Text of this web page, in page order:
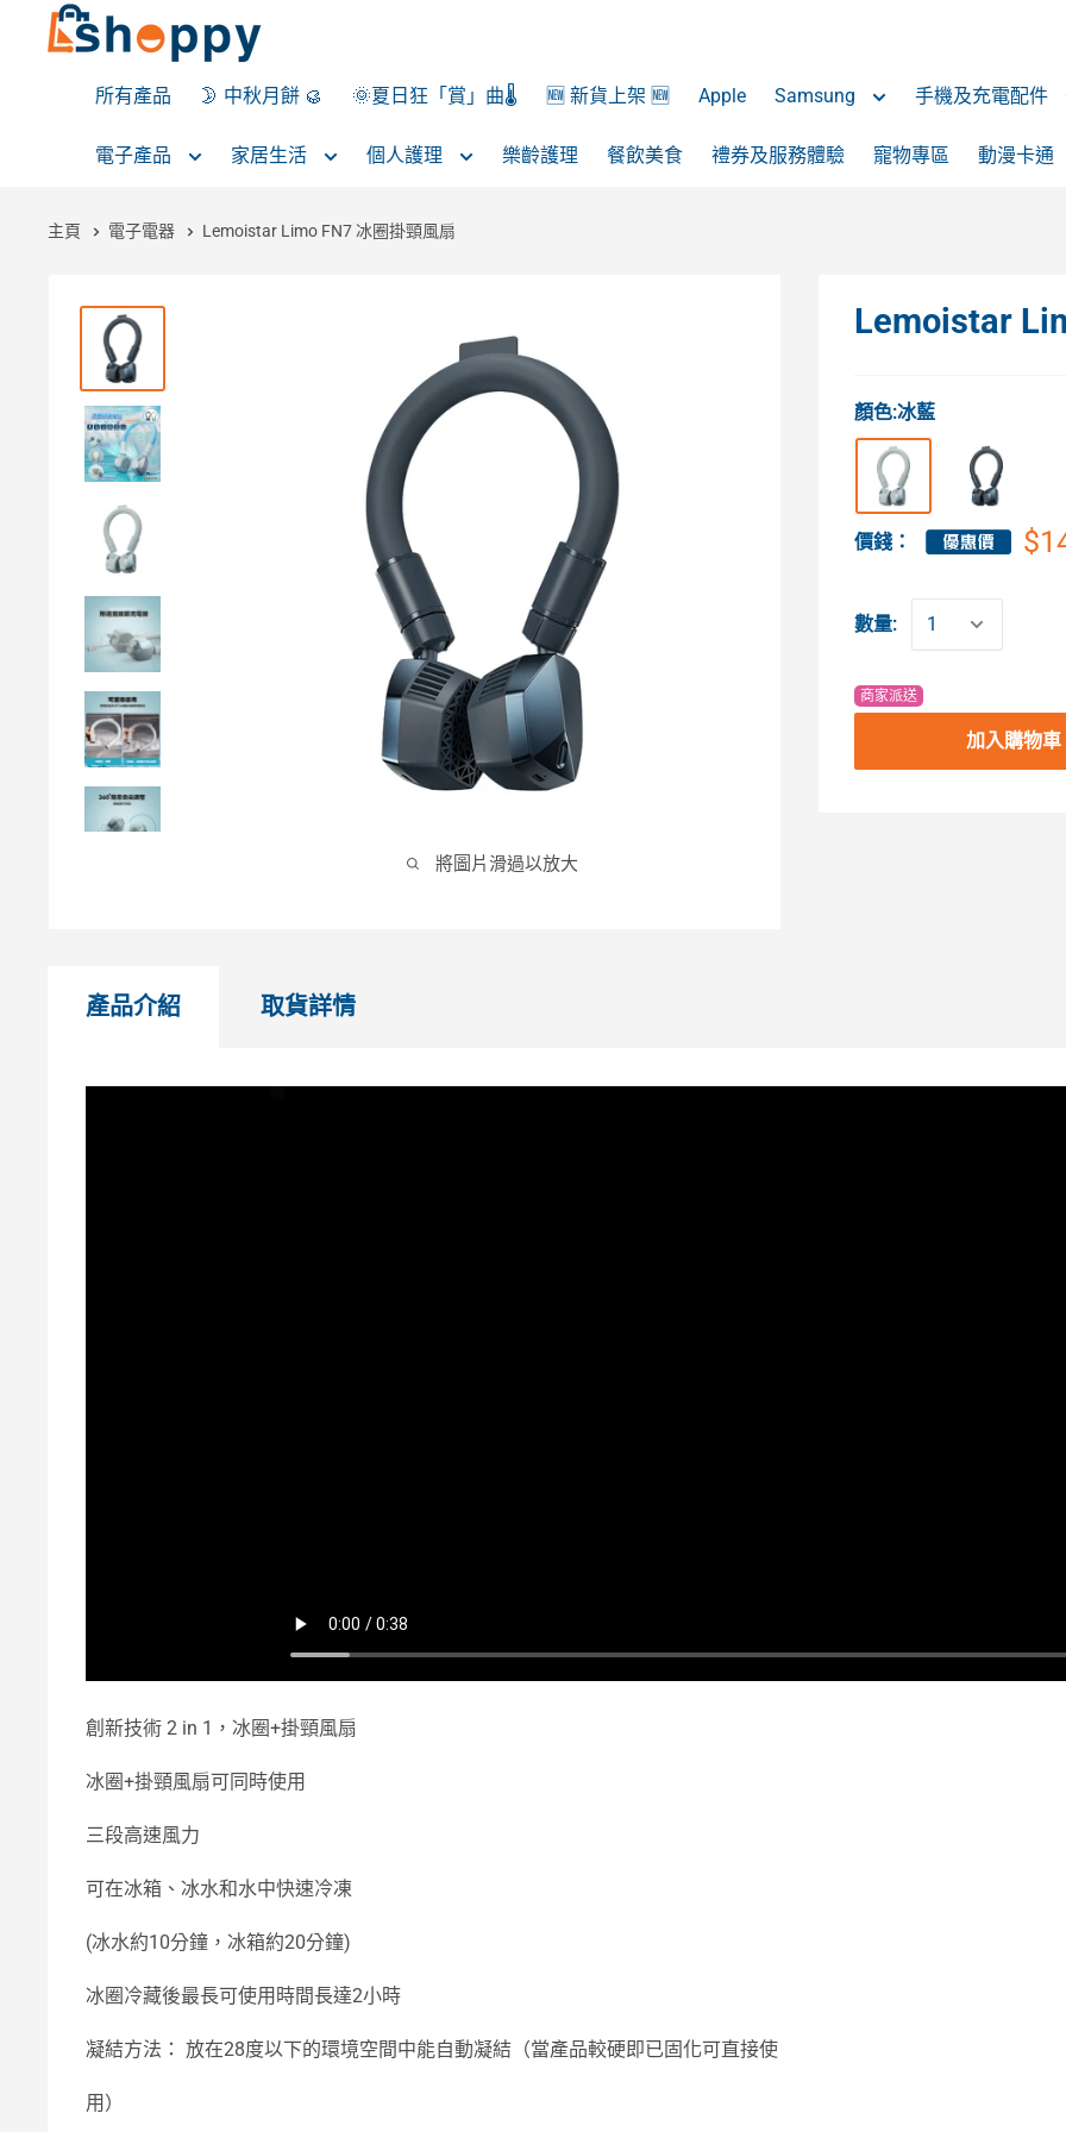
所有產品 🌛 中秋月餅 🥮 🌞夏日狂「賞」曲🌡️ 🆕 新貨上架 🆕 Apple Samsung 手機及充電配件
電子產品 家居生活 個人護理 樂齡護理 餐飲美食 禮券及服務體驗 寵物專區 動漫卡通
主頁 電子電器 Lemoistar Limo FN7 冰圈掛頸風扇
將圖片滑過以放大
Lemoistar
顏色:冰藍
價錢：
數量:
商家派送
加入購物車
產品介紹
創新技術 2 in 1，冰圈+掛頸風扇
冰圈+掛頸風扇可同時使用
三段高速風力
可在冰箱、冰水和水中快速冷凍
(冰水約10分鐘，冰箱約20分鐘)
冰圈冷藏後最長可使用時間長達2小時
凝結方法： 放在28度以下的環境空間中能自動凝結（當產品較硬即已固化可直接使
用）
取貨詳情